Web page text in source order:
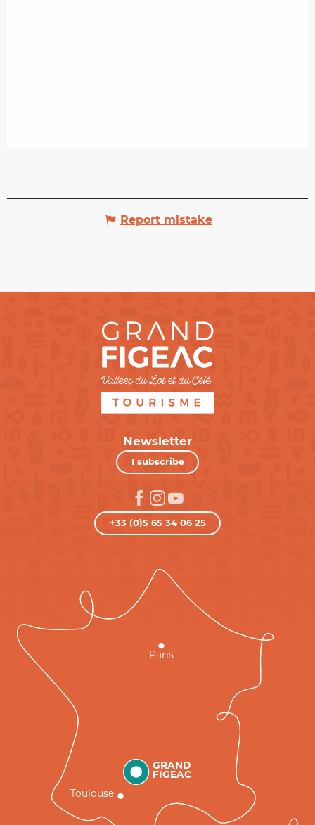
Report mistake
Newsletter
I subscribe
+33 (0)5 65 34 06 25
GRAND
FIGEAC
Toulouse
Paris